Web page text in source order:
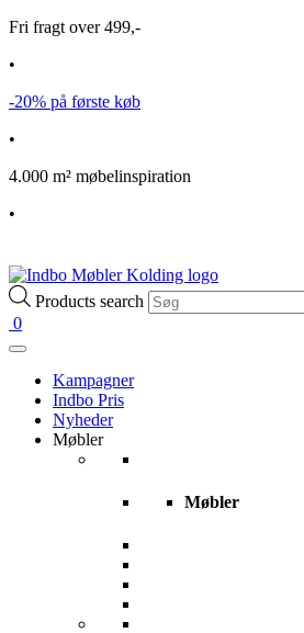
Fri fragt over 499,-
•
-20% på første køb
•
4.000 m² møbelinspiration
•
Products search
0
Kampagner
Indbo Pris
Nyheder
Møbler
Møbler